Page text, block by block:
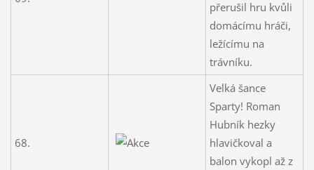
přerušil hru kvůli
domácímu hráči,
ležícímu na
trávníku.
68.
Velká šance
Sparty! Roman
Hubník hezky
hlavičkoval a
balon vykopl až z